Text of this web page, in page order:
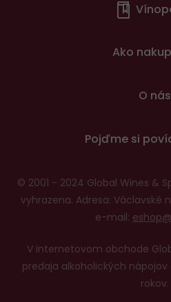
Ako
O nás
Pojďme si
© 2001 - 2024 Global Wines &
vyhrazena. Adresa: Václavské
e-mail:
V internetovom obchode
predaja alkoholických
rokov.